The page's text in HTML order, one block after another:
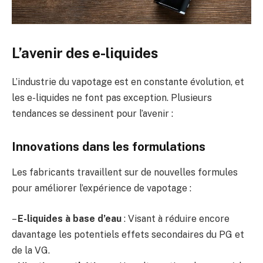
L’avenir des e-liquides
L’industrie du vapotage est en constante évolution, et
les e-liquides ne font pas exception. Plusieurs
tendances se dessinent pour l’avenir :
Innovations dans les formulations
Les fabricants travaillent sur de nouvelles formules
pour améliorer l’expérience de vapotage :
–E-liquides à base d’eau : Visant à réduire encore
davantage les potentiels effets secondaires du PG et
de la VG.